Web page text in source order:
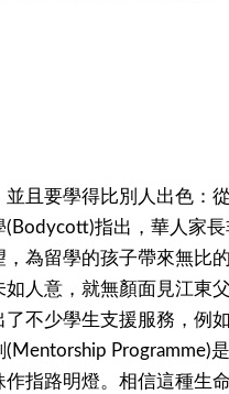
且要學得比別人出色：
(Bodycott)指出，華人家
為留學的孩子帶來無比
人意，就無顏面見江東
不少學生支援服務，例
(Mentorship Programme)
指路明燈。相信這種生